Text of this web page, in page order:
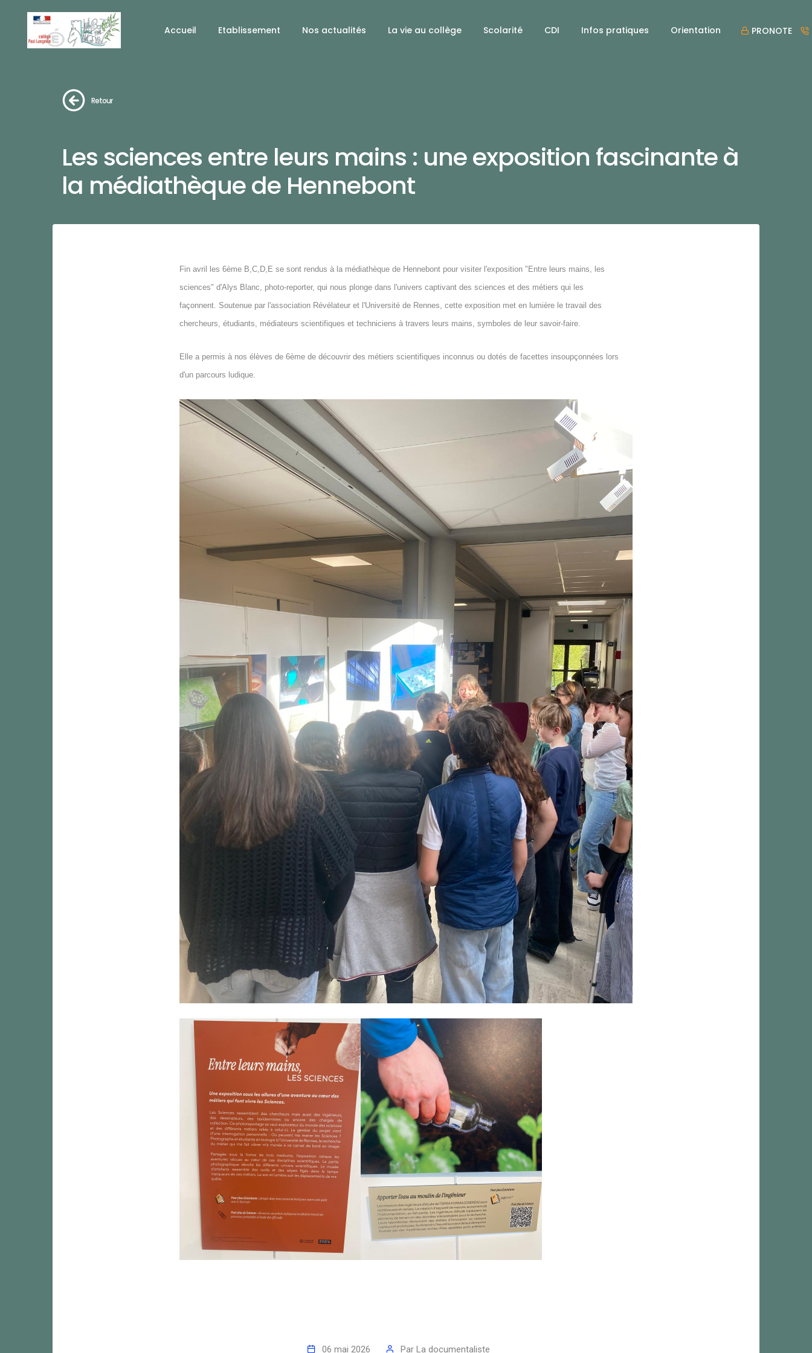
Accueil Etablissement Nos actualités La vie au collège Scolarité CDI Infos pratiques Orientation PRONOTE
Retour
Les sciences entre leurs mains : une exposition fascinante à
la médiathèque de Hennebont
Fin avril les 6ème B,C,D,E se sont rendus à la médiathèque de Hennebont pour visiter l'exposition "Entre leurs mains, les
sciences" d'Alys Blanc, photo-reporter, qui nous plonge dans l'univers captivant des sciences et des métiers qui les
façonnent. Soutenue par l'association Révélateur et l'Université de Rennes, cette exposition met en lumière le travail des
chercheurs, étudiants, médiateurs scientifiques et techniciens à travers leurs mains, symboles de leur savoir-faire.
Elle a permis à nos élèves de 6ème de découvrir des métiers scientifiques inconnus ou dotés de facettes insoupçonnées lors
d'un parcours ludique.
06 mai 2026 Par La documentaliste